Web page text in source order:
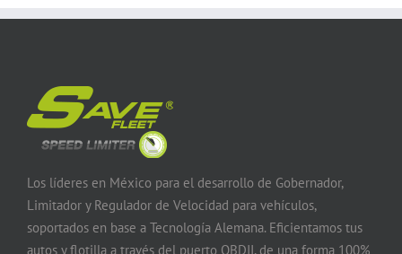
Los líderes en México para el desarrollo de Gobernador,
Limitador y Regulador de Velocidad para vehículos,
soportados en base a Tecnología Alemana. Eficientamos tus
autos y flotilla a través del puerto OBDII, de una forma 100%